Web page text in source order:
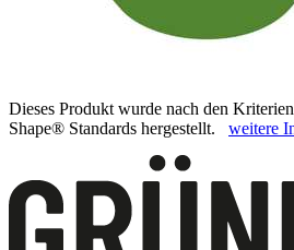
Dieses Produkt wurde nach den
Shape® Standards hergestellt. weitere